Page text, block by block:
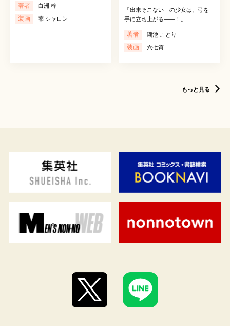
著者 白洲 梓
装画 蔀 シャロン
「出来そこない」の少女は、弓を
手に立ち上がる——！。
著者 瑚池 ことり
装画 六七質
もっと見る